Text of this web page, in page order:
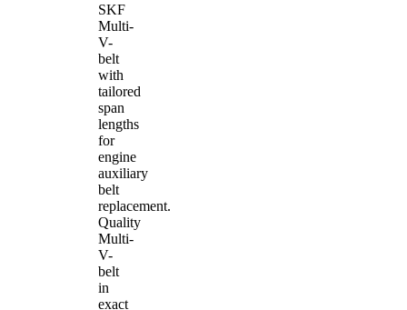
SKF
Multi-
V-
belt
with
tailored
span
lengths
for
engine
auxiliary
belt
replacement.
Quality
Multi-
V-
belt
in
exact